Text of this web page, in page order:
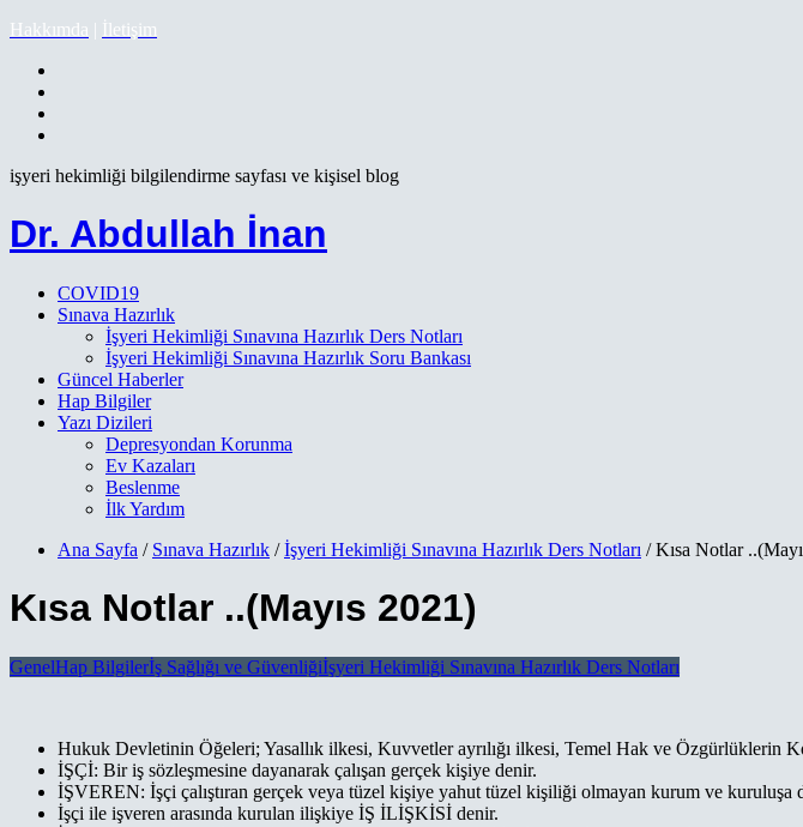
Hakkımda | İletişim
işyeri hekimliği bilgilendirme sayfası ve kişisel blog
Dr. Abdullah İnan
COVID19
Sınava Hazırlık
İşyeri Hekimliği Sınavına Hazırlık Ders Notları
İşyeri Hekimliği Sınavına Hazırlık Soru Bankası
Güncel Haberler
Hap Bilgiler
Yazı Dizileri
Depresyondan Korunma
Ev Kazaları
Beslenme
İlk Yardım
Ana Sayfa / Sınava Hazırlık /İşyeri Hekimliği Sınavına Hazırlık Ders Notları / Kısa Notlar
Kısa Notlar ..(Mayıs 2021)
GenelHap Bilgilerİş Sağlığı ve Güvenliğiİşyeri Hekimliği Sınavına Hazırlık Ders Notları
Hukuk Devletinin Öğeleri; Yasallık ilkesi, Kuvvetler ayrılığı ilkesi, Temel Hak ve Özgürlüklerin
İŞÇİ: Bir iş sözleşmesine dayanarak çalışan gerçek kişiye denir.
İŞVEREN: İşçi çalıştıran gerçek veya tüzel kişiye yahut tüzel kişiliği olmayan kurum ve kuruluşa
İşçi ile işveren arasında kurulan ilişkiye İŞ İLİŞKİSİ denir.